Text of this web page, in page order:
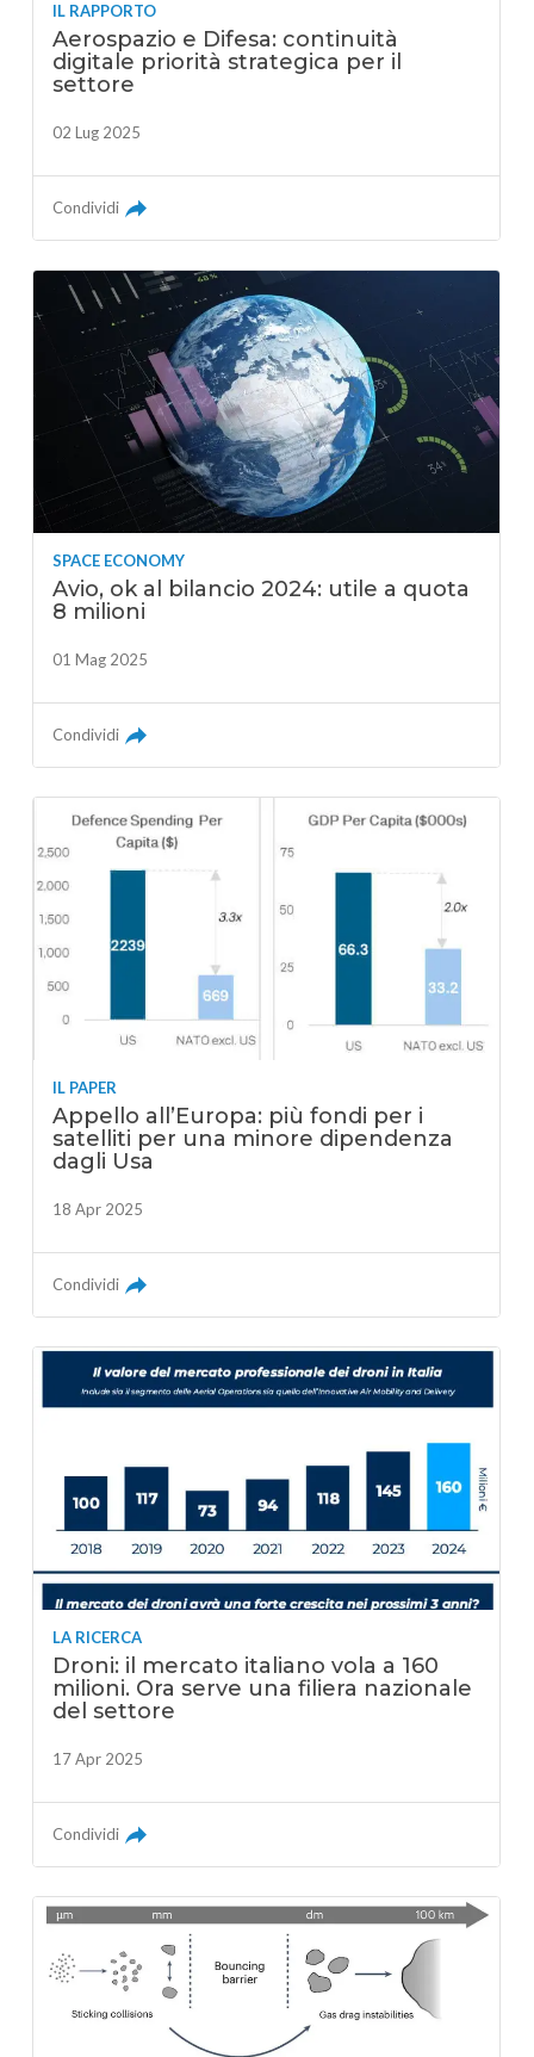
IL RAPPORTO
Aerospazio e Difesa: continuità
digitale priorità strategica per il
settore
02 Lug 2025
Condividi
SPACE ECONOMY
Avio, ok al bilancio 2024: utile a quota
8 milioni
01 Mag 2025
Condividi
IL PAPER
Appello all’Europa: più fondi per i
satelliti per una minore dipendenza
dagli Usa
18 Apr 2025
Condividi
LA RICERCA
Droni: il mercato italiano vola a 160
milioni. Ora serve una filiera nazionale
del settore
17 Apr 2025
Condividi